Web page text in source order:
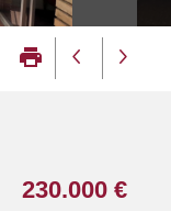
print
230.000 €